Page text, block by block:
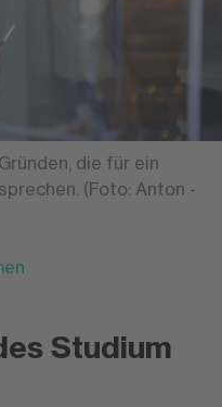
die für ein
(Foto: Anton -
Studium